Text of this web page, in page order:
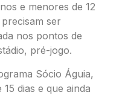
e menores de 12
ser
nos pontos de
pré-jogo.
Sócio Águia,
dias e que ainda